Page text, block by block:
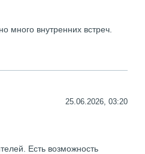
много внутренних встреч.
25.06.2026, 03:20
Есть возможность